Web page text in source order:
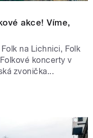
akce! Víme,
na Lichnici, Folk
koncerty v
zvonička...